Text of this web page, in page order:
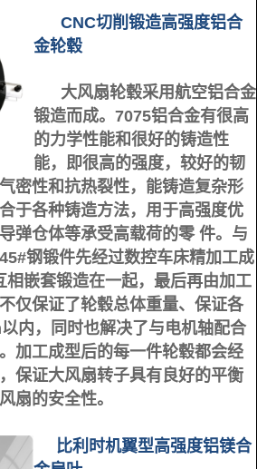
CNC切削锻造高强度铝合
金轮毂
大风扇轮毂采用航空铝合金
锻造而成。7075铝合金有很高
的力学性能和很好的铸造性
能，即很高的强度，较好的韧
密性和抗热裂性，能铸造复杂形
于各种铸造方法，用于高强度优
弹仓体等承受高载荷的零 件。 与
钢锻件先经过数控车床精加工成
相嵌套锻造在一起，最后再由加工
仅保证了轮毂总体重量、保证各
内，同时也解决了与电机轴配合
加工成型后的每一件轮毂都会经
保证大风扇转子具有良好的平衡
扇的安全性。
比利时机翼型高强度铝镁合